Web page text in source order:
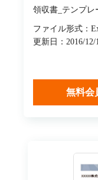
領収書_テンプレ
ファイル形式：
更新日：2016/12/
無料会